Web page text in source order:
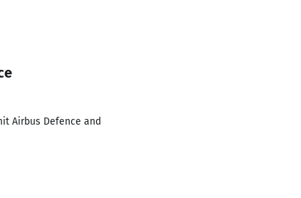
Airbus Defence and